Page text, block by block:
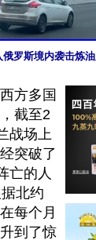
罗斯境内袭击炼油
方多国
截至2
战场上
突破了
亡的人
北约
每个月
到了惊